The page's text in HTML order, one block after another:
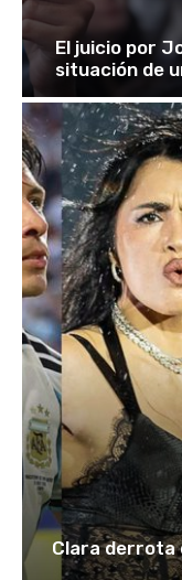
El juicio por
situación de
Clara derrota